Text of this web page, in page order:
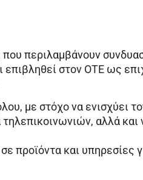
περιλαμβάνουν
στον ΟΤΕ ως
με στόχο να ενισχύει
αλλά και
προϊόντα και υπηρεσίες